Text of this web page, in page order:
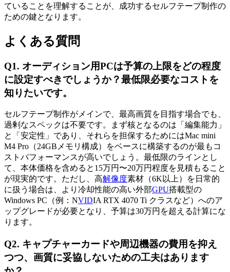
ていることを理解することが、成功するセルフテープ制作の
ための鍵となります。
よくある質問
Q1. オーディション用PCは予算の上限をどの程度
に設定すべきでしょうか？最低限必要なコストを
知りたいです。
セルフテープ制作がメインで、最高画質を目指す場合でも、
過剰なスペックは不要です。まず核となるのは「編集能力」
と「安定性」であり、それらを担保するためにはMac mini
M4 Pro（24GBメモリ構成）をベースに構築するのが最もコ
ストパフォーマンスが高いでしょう。最低限のラインとし
て、本体価格を含めると15万円〜20万円程度を見積もること
が現実的です。ただし、高解像度素材（6K以上）を日常的
に扱う場合は、より冷却性能の高い外部GPU搭載型の
Windows PC（例：NVIDIA RTX 4070 Ti クラスなど）へのア
ップグレードが必要となり、予算は30万円を超える計算にな
ります。
Q2. キャプチャーカードや周辺機器の費用を抑え
つつ、画質に妥協しないための工夫はあります